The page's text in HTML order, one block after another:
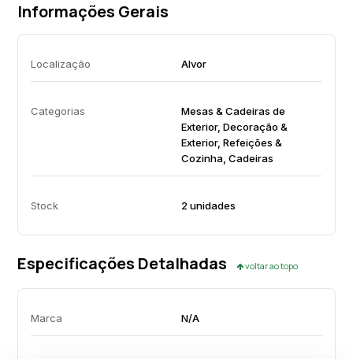
Informações Gerais
Localização Alvor
Categorias
Mesas & Cadeiras de
Exterior, Decoração &
Exterior, Refeições &
Cozinha, Cadeiras
Stock 2 unidades
Especificações Detalhadas voltar ao topo
Marca N/A